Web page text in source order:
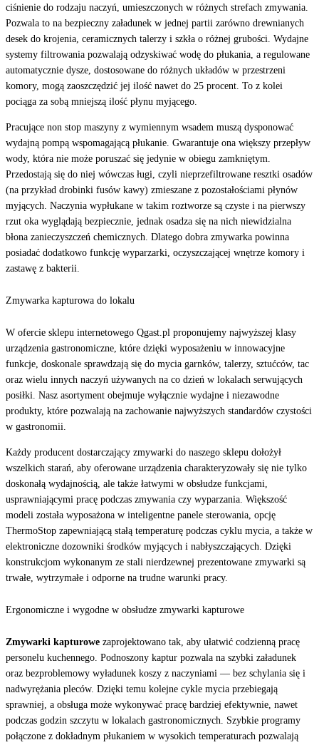
ciśnienie do rodzaju naczyń, umieszczonych w różnych strefach zmywania.
Pozwala to na bezpieczny załadunek w jednej partii zarówno drewnianych
desek do krojenia, ceramicznych talerzy i szkła o różnej grubości. Wydajne
systemy filtrowania pozwalają odzyskiwać wodę do płukania, a regulowane
automatycznie dysze, dostosowane do różnych układów w przestrzeni
komory, mogą zaoszczędzić jej ilość nawet do 25 procent. To z kolei
pociąga za sobą mniejszą ilość płynu myjącego.
Pracujące non stop maszyny z wymiennym wsadem muszą dysponować
wydajną pompą wspomagającą płukanie. Gwarantuje ona większy przepływ
wody, która nie może poruszać się jedynie w obiegu zamkniętym.
Przedostają się do niej wówczas ługi, czyli nieprzefiltrowane resztki osadów
(na przykład drobinki fusów kawy) zmieszane z pozostałościami płynów
myjących. Naczynia wypłukane w takim roztworze są czyste i na pierwszy
rzut oka wyglądają bezpiecznie, jednak osadza się na nich niewidzialna
błona zanieczyszczeń chemicznych. Dlatego dobra zmywarka powinna
posiadać dodatkowo funkcję wyparzarki, oczyszczającej wnętrze komory i
zastawę z bakterii.
Zmywarka kapturowa do lokalu
W ofercie sklepu internetowego Qgast.pl proponujemy najwyższej klasy
urządzenia gastronomiczne, które dzięki wyposażeniu w innowacyjne
funkcje, doskonale sprawdzają się do mycia garnków, talerzy, sztućców, tac
oraz wielu innych naczyń używanych na co dzień w lokalach serwujących
posiłki. Nasz asortyment obejmuje wyłącznie wydajne i niezawodne
produkty, które pozwalają na zachowanie najwyższych standardów czystości
w gastronomii.
Każdy producent dostarczający zmywarki do naszego sklepu dołożył
wszelkich starań, aby oferowane urządzenia charakteryzowały się nie tylko
doskonałą wydajnością, ale także łatwymi w obsłudze funkcjami,
usprawniającymi pracę podczas zmywania czy wyparzania. Większość
modeli została wyposażona w inteligentne panele sterowania, opcję
ThermoStop zapewniającą stałą temperaturę podczas cyklu mycia, a także w
elektroniczne dozowniki środków myjących i nabłyszczających. Dzięki
konstrukcjom wykonanym ze stali nierdzewnej prezentowane zmywarki są
trwałe, wytrzymałe i odporne na trudne warunki pracy.
Ergonomiczne i wygodne w obsłudze zmywarki kapturowe
Zmywarki kapturowe zaprojektowano tak, aby ułatwić codzienną pracę
personelu kuchennego. Podnoszony kaptur pozwala na szybki załadunek
oraz bezproblemowy wyładunek koszy z naczyniami — bez schylania się i
nadwyrężania pleców. Dzięki temu kolejne cykle mycia przebiegają
sprawniej, a obsługa może wykonywać pracę bardziej efektywnie, nawet
podczas godzin szczytu w lokalach gastronomicznych. Szybkie programy
połączone z dokładnym płukaniem w wysokich temperaturach pozwalają